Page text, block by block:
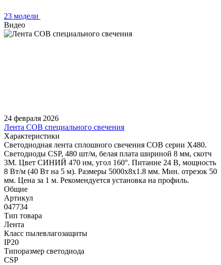
23 модели
Видео
24 февраля 2026
Лента COB специального свечения
Характеристики
Светодиодная лента сплошного свечения COB серии X480.
Светодиоды CSP, 480 шт/м, белая плата шириной 8 мм, скотч
3M. Цвет СИНИЙ 470 нм, угол 160°. Питание 24 В, мощность
8 Вт/м (40 Вт на 5 м). Размеры 5000х8х1.8 мм. Мин. отрезок 50
мм. Цена за 1 м. Рекомендуется установка на профиль.
Общие
Артикул
047734
Тип товара
Лента
Класс пылевлагозащиты
IP20
Типоразмер светодиода
CSP